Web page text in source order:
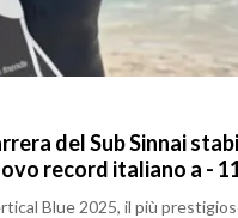
del Sub Sinnai
record italiano a -
Blue 2025, il più